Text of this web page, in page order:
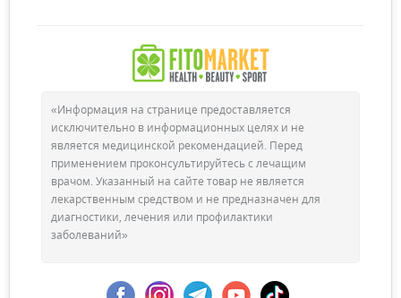
«Информация на странице предоставляется
исключительно в информационных целях и не
является медицинской рекомендацией. Перед
применением проконсультируйтесь с лечащим
врачом. Указанный на сайте товар не является
лекарственным средством и не предназначен для
диагностики, лечения или профилактики
заболеваний»